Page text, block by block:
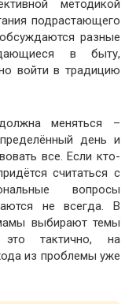
методикой
подрастающего
разные
в быту,
войти в традицию
меняться –
день и
все. Если кто-
считаться с
вопросы
не всегда. В
выбирают темы
тактично, на
из проблемы уже